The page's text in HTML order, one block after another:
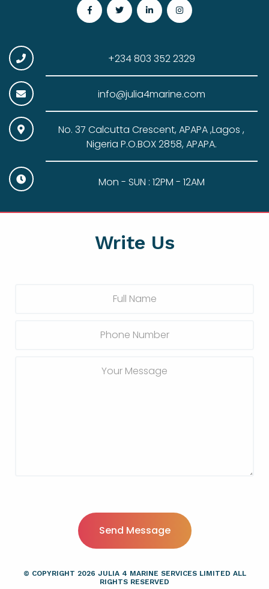
Write Us
© COPYRIGHT 2026 JULIA 4 MARINE SERVICES LIMITED ALL
RIGHTS RESERVED
+234 803 352 2329
info@julia4marine.com
No. 37 Calcutta Crescent, APAPA ,Lagos ,
Nigeria P.O.BOX 2858, APAPA.
Mon - SUN : 12PM - 12AM